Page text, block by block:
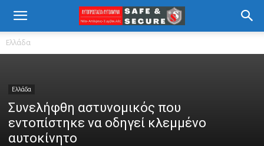
Ελλάδα
Ελλάδα
Συνελήφθη αστυνομικός που
εντοπίστηκε να οδηγεί κλεμμένο
αυτοκίνητο